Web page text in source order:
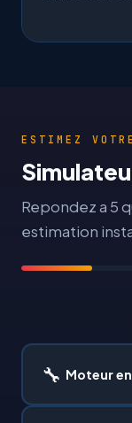
ESTIMEZ
Repondez a 5
estimation
🔧 Moteur